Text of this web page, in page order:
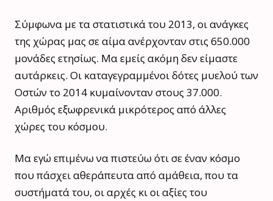
Σύμφωνα με τα στατιστικά του 2013, οι ανάγκες
της χώρας μας σε αίμα ανέρχονταν στις 650.000
μονάδες ετησίως. Μα εμείς ακόμη δεν είμαστε
αυτάρκεις. Οι καταγεγραμμένοι δότες μυελού των
Οστών το 2014 κυμαίνονταν στους 37.000.
Αριθμός εξωφρενικά μικρότερος από άλλες
χώρες του κόσμου.
Μα εγώ επιμένω να πιστεύω ότι σε έναν κόσμο
που πάσχει αθεράπευτα από αμάθεια, που τα
συστήματά του, οι αρχές κι οι αξίες του